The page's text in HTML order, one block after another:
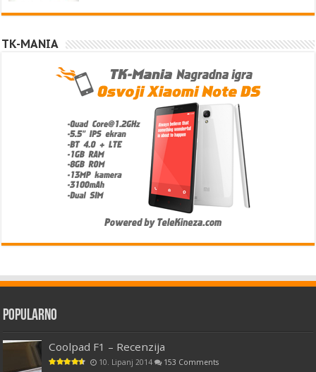
TK-MANIA
Popularno
Coolpad F1 – Recenzija
10. Lipanj 2014 153 Comments